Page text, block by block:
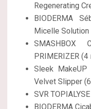
Regenerating
BIODERMA
Micelle Solution
SMASHBOX
PRIMERIZER (4
Sleek
Velvet Slipper
SVR
BIODERMA